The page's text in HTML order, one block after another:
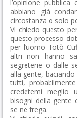
l’opinione
abbiano già
circostanza o solo
Vi chiedo questo
questo processo
per l’uomo Totò
altri non hanno
segreterie o dalle
alla gente,
tutti,
credetemi meglio
bisogni della gente
se ne frega.